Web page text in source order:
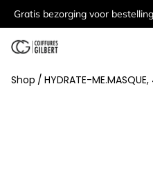
Gratis bezorging voor
Shop / HYDRATE-